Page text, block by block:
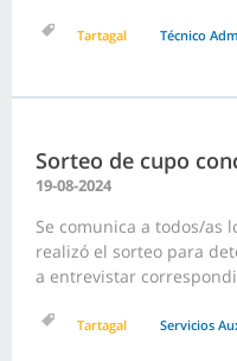
Tartagal Técnico
Sorteo de cupo
19-08-2024
Se comunica a todos/as
realizó el sorteo para
a entrevistar
Tartagal Servicios